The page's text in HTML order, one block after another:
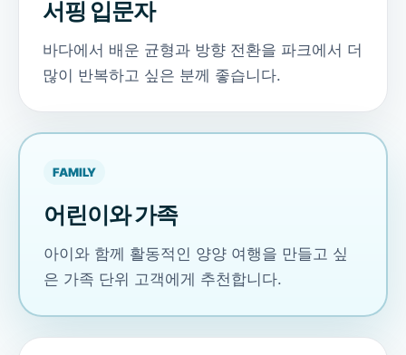
서핑 입문자
바다에서 배운 균형과 방향 전환을 파크에서 더
많이 반복하고 싶은 분께 좋습니다.
FAMILY
어린이와 가족
아이와 함께 활동적인 양양 여행을 만들고 싶
은 가족 단위 고객에게 추천합니다.